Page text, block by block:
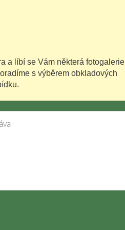
a líbí se Vám některá fotogalerie
s výběrem obkladových